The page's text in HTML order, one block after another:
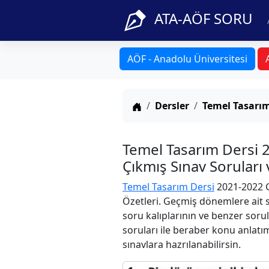
ATA-AÖF SORU
AÖF - Anadolu Üniversitesi
Anasayfa
Dersler Temel
Temel Tasarım Dersi
Çıkmış Sınav
Temel Tasarım Dersi 2021-2022
Özetleri. Geçmiş dönemlere ait
soru kalıplarının ve benzer
soruları ile beraber konu
sınavlara hazrılanabilirsin.